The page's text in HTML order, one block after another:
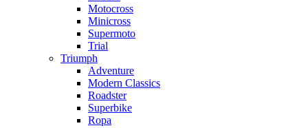
Motocross
Minicross
Supermoto
Trial
Triumph
Adventure
Modern Classics
Roadster
Superbike
Ropa